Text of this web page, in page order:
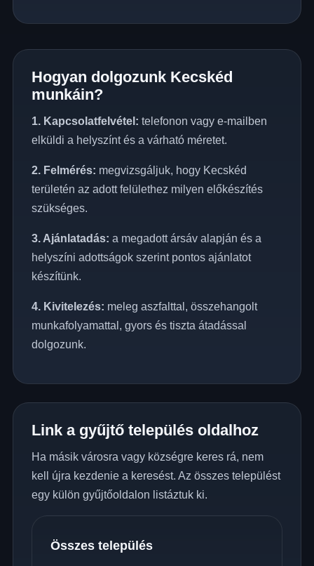
Hogyan dolgozunk Kecskéd
munkáin?
1. Kapcsolatfelvétel: telefonon vagy e-mailben
elküldi a helyszínt és a várható méretet.
2. Felmérés: megvizsgáljuk, hogy Kecskéd
területén az adott felülethez milyen előkészítés
szükséges.
3. Ajánlatadás: a megadott ársáv alapján és a
helyszíni adottságok szerint pontos ajánlatot
készítünk.
4. Kivitelezés: meleg aszfalttal, összehangolt
munkafolyamattal, gyors és tiszta átadással
dolgozunk.
Link a gyűjtő település oldalhoz
Ha másik városra vagy községre keres rá, nem
kell újra kezdenie a keresést. Az összes települést
egy külön gyűjtőoldalon listáztuk ki.
Összes település